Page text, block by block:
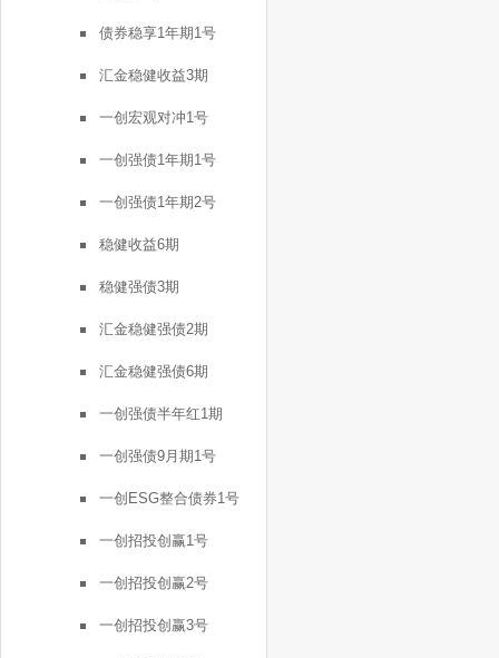
债券稳享1年期1号
汇金稳健收益3期
一创宏观对冲1号
一创强债1年期1号
一创强债1年期2号
稳健收益6期
稳健强债3期
汇金稳健强债2期
汇金稳健强债6期
一创强债半年红1期
一创强债9月期1号
一创ESG整合债券1号
一创招投创赢1号
一创招投创赢2号
一创招投创赢3号